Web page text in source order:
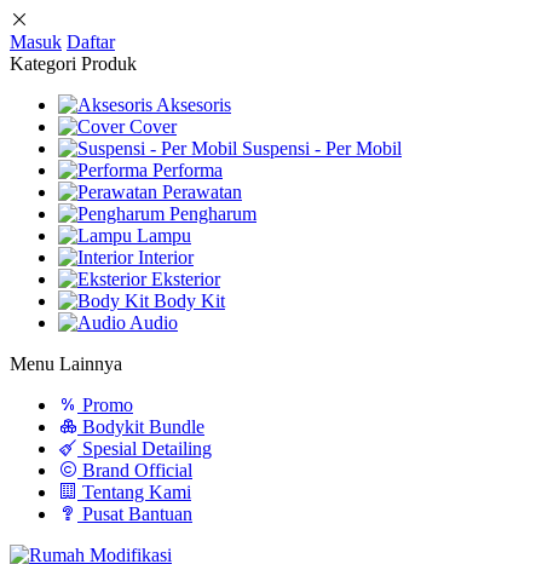
Masuk Daftar
Kategori Produk
Aksesoris
Cover
Suspensi - Per Mobil
Performa
Perawatan
Pengharum
Lampu
Interior
Eksterior
Body Kit
Audio
Menu Lainnya
Promo
Bodykit Bundle
Spesial Detailing
Brand Official
Tentang Kami
Pusat Bantuan